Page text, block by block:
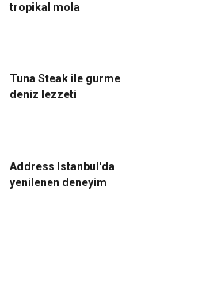
tropikal mola
Tuna Steak ile gurme
deniz lezzeti
Address Istanbul'da
yenilenen deneyim